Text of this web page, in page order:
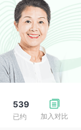
加入对比
539
已约